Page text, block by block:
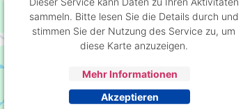
sammeln. Bitte lesen Sie die Details durch und
stimmen Sie der Nutzung des Service zu, um
diese Karte anzuzeigen.
Mehr Informationen
Akzeptieren